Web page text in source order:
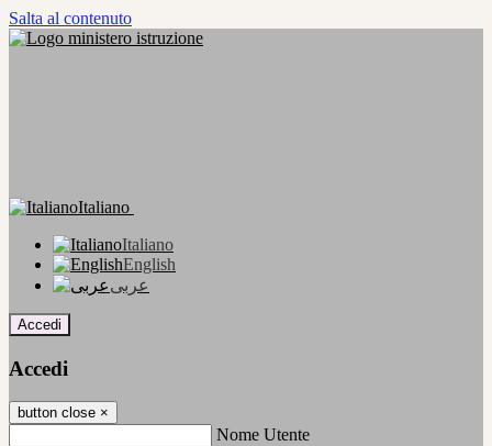
Salta al contenuto
Italiano
Italiano
English
عربى
Accedi
Accedi
button close ×
Nome Utente